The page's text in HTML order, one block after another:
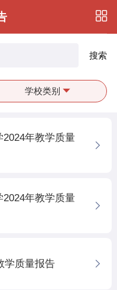
搜索
学校类别
年教学质量
年教学质量
学质量报告